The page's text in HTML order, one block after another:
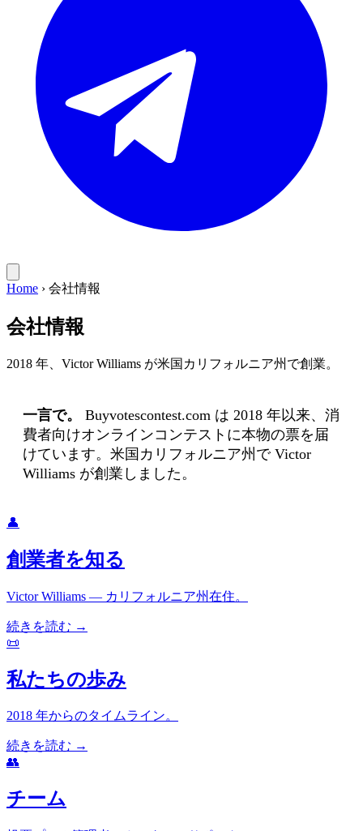
Home › 会社情報
会社情報
2018 年、Victor Williams が米国カリフォルニア州で創業。
一言で。
Buyvotescontest.com は 2018 年以来、消
費者向けオンラインコンテストに本物の票を届
けています。米国カリフォルニア州で Victor
Williams が創業しました。
👤
創業者を知る
Victor Williams — カリフォルニア州在住。
続きを読む →
📜
私たちの歩み
2018 年からのタイムライン。
続きを読む →
👥
チーム